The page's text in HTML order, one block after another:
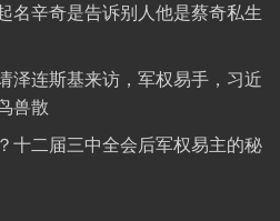
名辛奇是告诉别人他是蔡奇私生
泽连斯基来访，军权易手，习近
兽散
十二届三中全会后军权易主的秘